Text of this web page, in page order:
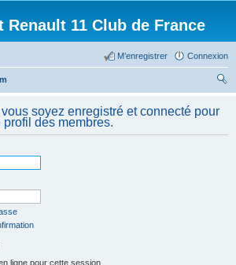
Renault 11 Club de France
Connexion
M’enregistrer
her
ch
soyez enregistré et connecté pour
des membres.
ligne pour cette session